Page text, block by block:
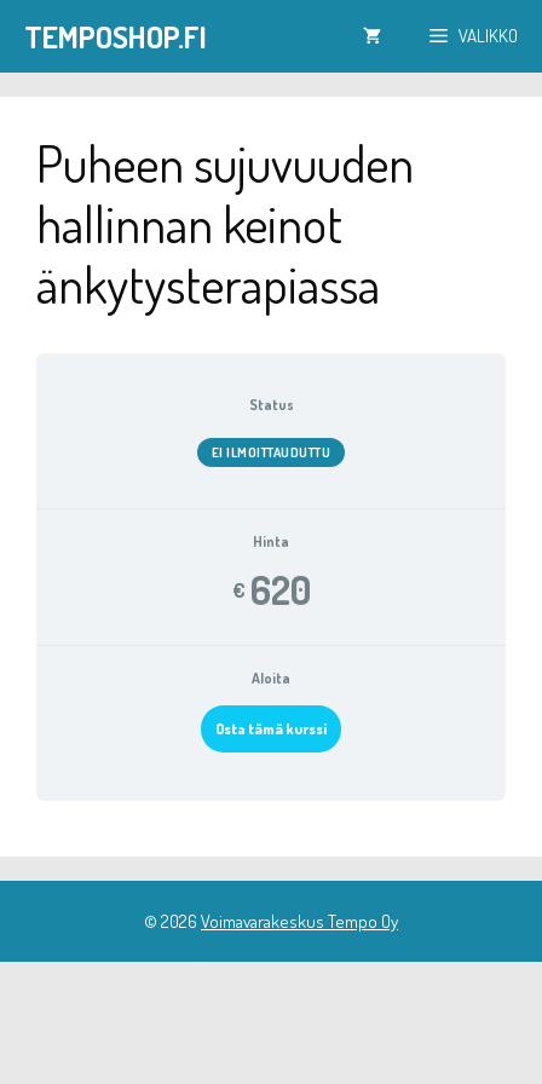
sisältöön
TEMPOSHOP.FI VALIKKO
Puheen sujuvuuden
hallinnan keinot
änkytysterapiassa
Status
EI ILMOITTAUDUTTU
Hinta
€ 620
Aloita
Osta tämä kurssi
© 2026 Voimavarakeskus Tempo Oy